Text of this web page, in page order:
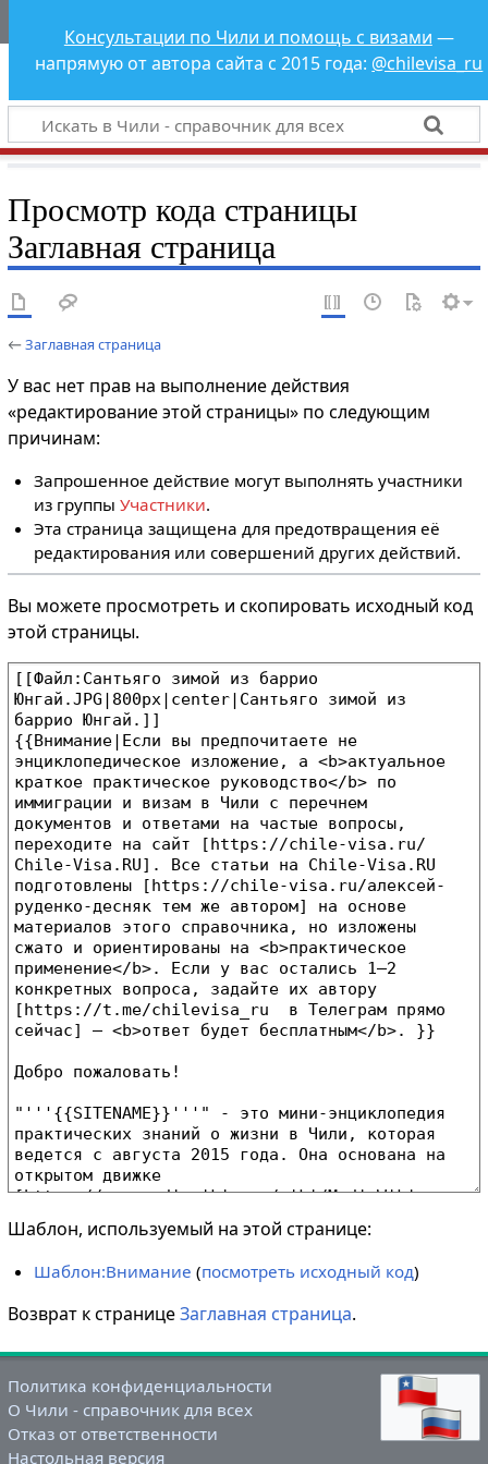
Чили - справочник
для всех
Консультации по Чили и помощь с визами —
напрямую от автора сайта с 2015 года: @chilevisa_ru
Просмотр кода страницы
Заглавная страница
←Заглавная страница
У вас нет прав на выполнение действия
«редактирование этой страницы» по следующим
причинам:
Запрошенное действие могут выполнять участники
из группыУчастники.
Эта страница защищена для предотвращения её
редактирования или совершений других действий.
Вы можете просмотреть и скопировать исходный код
этой страницы.
Шаблон, используемый на этой странице:
Шаблон:Внимание (посмотреть исходный код)
Возврат к страницеЗаглавная страница.
Политика конфиденциальности
О Чили - справочник для всех
Отказ от ответственности
Настольная версия